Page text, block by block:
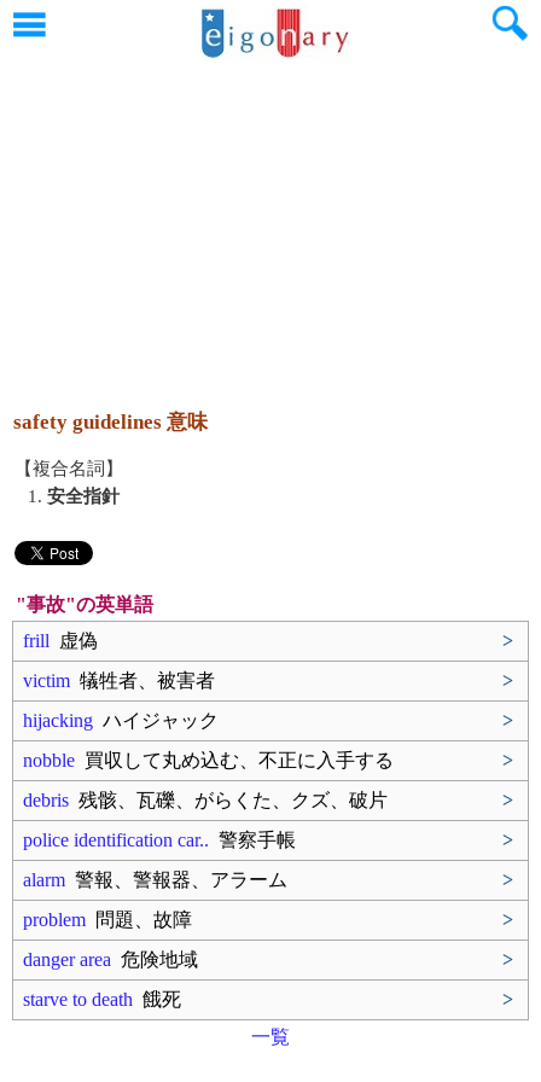
safety guidelines 意味
【複合名詞】
1. 安全指針
"事故"の英単語
frill 虚偽
>
victim 犠牲者、被害者
>
hijacking ハイジャック
>
nobble 買収して丸め込む、不正に入手する
>
debris 残骸、瓦礫、がらくた、クズ、破片
>
police identification car.. 警察手帳
>
alarm 警報、警報器、アラーム
>
problem 問題、故障
>
danger area 危険地域
>
starve to death 餓死
>
一覧